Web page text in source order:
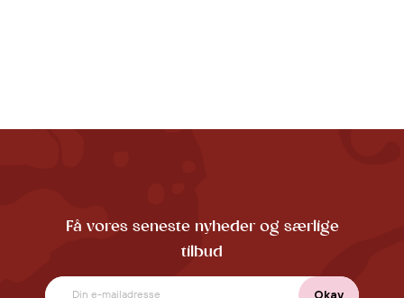
Få vores seneste nyheder og særlige
tilbud